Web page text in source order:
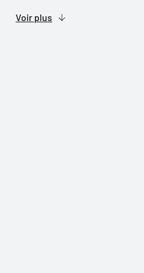
Voir plus